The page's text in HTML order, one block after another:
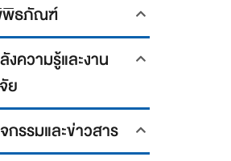
ธภัณฑ์
งความรู้และงาน
ย
กรรมและข่าวสาร